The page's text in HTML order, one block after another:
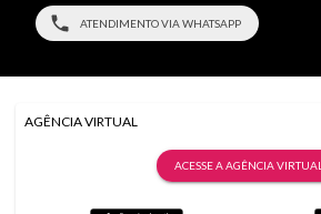
ATENDIMENTO VIA WHATSAPP
AGÊNCIA VIRTUAL
ACESSE A AGÊNCIA VIRTUAL